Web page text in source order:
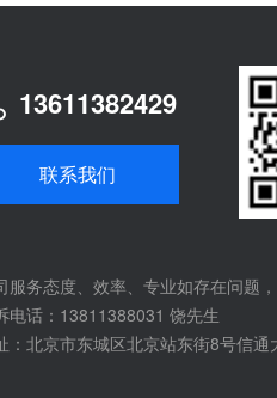
13611382429
联系我们
服务态度、效率、专业如存在问题
电话：13811388031 饶先生
：北京市东城区北京站东街8号信通